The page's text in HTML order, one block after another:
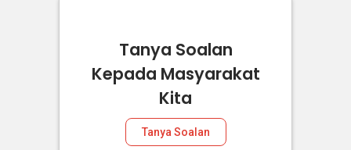
Tanya Soalan
Kepada Masyarakat
Kita
Tanya Soalan